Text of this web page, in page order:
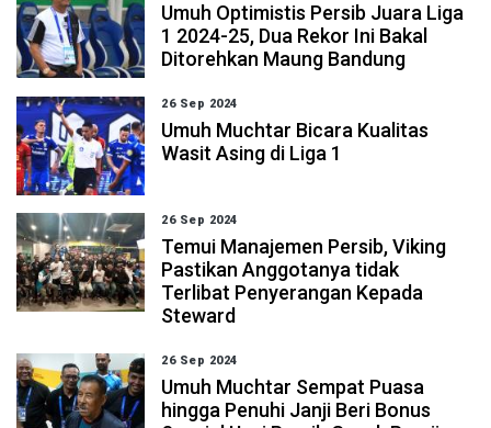
Umuh Optimistis Persib Juara Liga
1 2024-25, Dua Rekor Ini Bakal
Ditorehkan Maung Bandung
26 Sep 2024
Umuh Muchtar Bicara Kualitas
Wasit Asing di Liga 1
26 Sep 2024
Temui Manajemen Persib, Viking
Pastikan Anggotanya tidak
Terlibat Penyerangan Kepada
Steward
26 Sep 2024
Umuh Muchtar Sempat Puasa
hingga Penuhi Janji Beri Bonus